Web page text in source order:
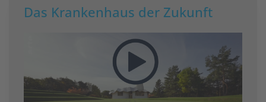
Das Krankenhaus der Zukunft